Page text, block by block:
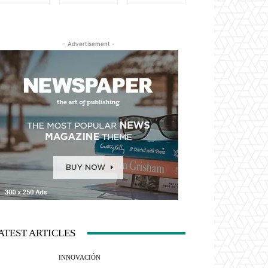
- Advertisement -
ARTICLES
INNOVACIÓN